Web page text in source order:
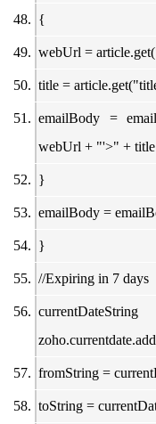
{
webUrl =
title =
emailBody =
webUrl + "'>" +
}
emailBody =
}
//Expiring in 7 days
fromString =
toString =